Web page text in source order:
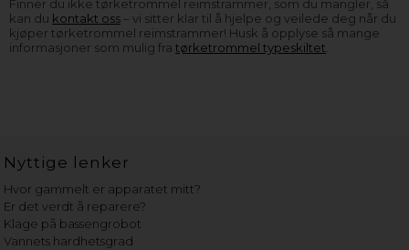
Finner du ikke tørketrommel reimstrammer, som du mangler, så
kan du kontakt oss– vi sitter klar til å hjelpe og veilede deg når du
kjøper tørketrommel reimstrammer! Husk å opplyse så mange
informasjoner som mulig fra tørketrommel typeskiltet.
Nyttige lenker
Hvor gammelt er apparatet mitt?
Er det verdt å reparere?
Klage på bassengrobot
Vannets hardhetsgrad